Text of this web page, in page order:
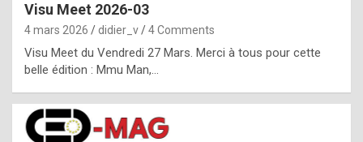
p
l
c
Visu Meet 2026-03
4 mars 2026 didier_v 4 Comments
Visu Meet du Vendredi 27 Mars. Merci à tous pour cette
belle édition : Mmu Man,…